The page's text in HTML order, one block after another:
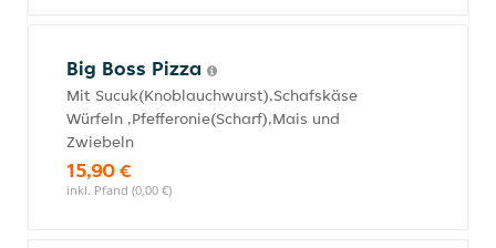
Big Boss Pizza
Mit Sucuk(Knoblauchwurst),Schafskäse
Würfeln ,Pfefferonie(Scharf),Mais und
Zwiebeln
15,90 €
inkl. Pfand (0,00 €)